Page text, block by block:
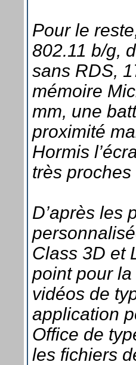
Pour le
802.11 b/g,
sans RDS,
mémoire
mm, une
proximité
Hormis
très
D’après les
Class 3D et
point pour
vidéos de
application
Office de
les fichiers